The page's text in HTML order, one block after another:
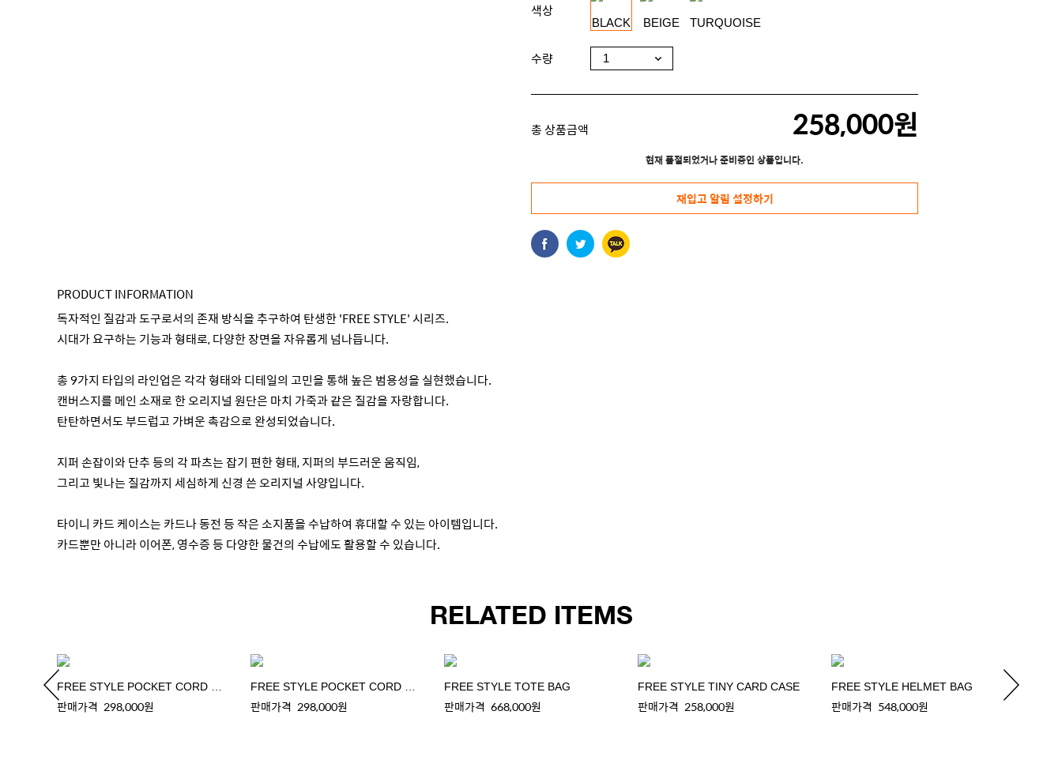
색상
수량
총 상품금액 258,000원
현재 품절되었거나 준비중인 상품입니다.
재입고 알림 설정하기
PRODUCT INFORMATION
독자적인 질감과 도구로서의 존재 방식을 추구하여 탄생한 'FREE STYLE' 시리즈.
시대가 요구하는 기능과 형태로, 다양한 장면을 자유롭게 넘나듭니다.
총 9가지 타입의 라인업은 각각 형태와 디테일의 고민을 통해 높은 범용성을 실현했습니다.
캔버스지를 메인 소재로 한 오리지널 원단은 마치 가죽과 같은 질감을 자랑합니다.
탄탄하면서도 부드럽고 가벼운 촉감으로 완성되었습니다.
지퍼 손잡이와 단추 등의 각 파츠는 잡기 편한 형태, 지퍼의 부드러운 움직임,
그리고 빛나는 질감까지 세심하게 신경 쓴 오리지널 사양입니다.
타이니 카드 케이스는 카드나 동전 등 작은 소지품을 수납하여 휴대할 수 있는 아이템입니다.
카드뿐만 아니라 이어폰, 영수증 등 다양한 물건의 수납에도 활용할 수 있습니다.
RELATED ITEMS
판매가격 298,000원 판매가격 298,000원
FREE STYLE TOTE BAG
판매가격 668,000원
FREE STYLE TINY CARD CASE
판매가격 258,000원
FREE STYLE HELMET BAG
판매가격 548,000원